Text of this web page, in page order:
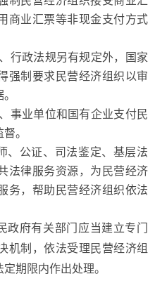
商业汇票等非现金支付方式
行政法规另有规定外，国家
强制要求民营经济组织以审
事业单位和国有企业支付民
。
、公证、司法鉴定、基层法
法律服务资源，为民营经济
务，帮助民营经济组织依法
政府有关部门应当建立专门
机制，依法受理民营经济组
期限内作出处理。